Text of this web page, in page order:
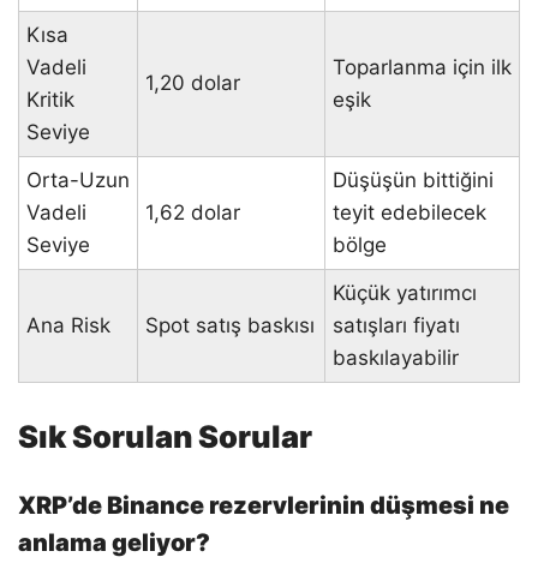
Kısa
Vadeli
Kritik
Seviye
1,20 dolar
Toparlanma için ilk
eşik
Orta-Uzun
Vadeli
Seviye
1,62 dolar
Düşüşün bittiğini
teyit edebilecek
bölge
Ana Risk Spot satış baskısı
Küçük yatırımcı
satışları fiyatı
baskılayabilir
Sık Sorulan Sorular
XRP’de Binance rezervlerinin düşmesi ne
anlama geliyor?